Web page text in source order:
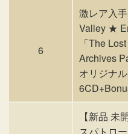
6
激レア入
Valley ★
「The
Archives
オリジナ
【新品 未